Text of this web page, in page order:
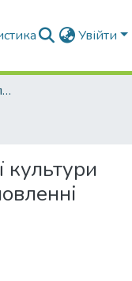
Увійти
Конференції та матеріали конференцій
культури